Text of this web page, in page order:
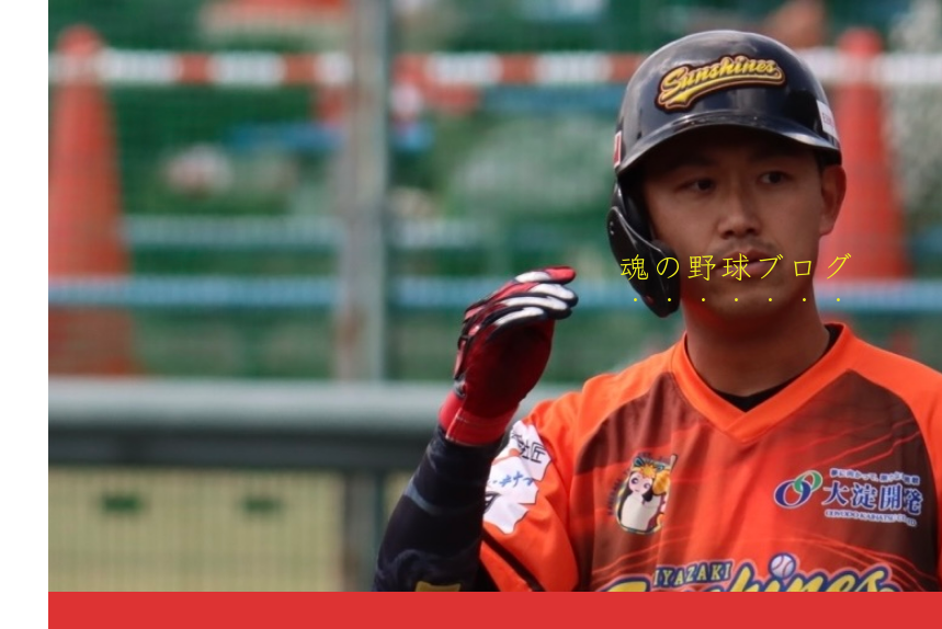
魂の野球ブログ